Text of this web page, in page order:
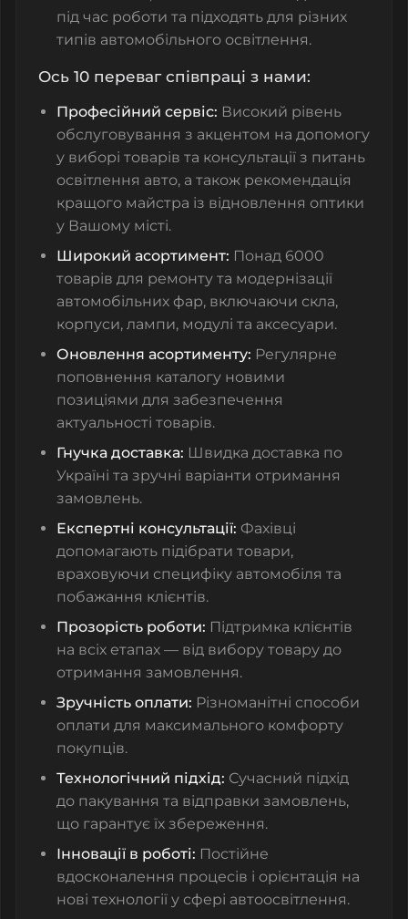
під час роботи та підходять для різних
типів автомобільного освітлення.
Ось 10 переваг співпраці з нами:
Професійний сервіс: Високий рівень
обслуговування з акцентом на допомогу
у виборі товарів та консультації з питань
освітлення авто, а також рекомендація
кращого майстра із відновлення оптики
у Вашому місті.
Широкий асортимент: Понад 6000
товарів для ремонту та модернізації
автомобільних фар, включаючи скла,
корпуси, лампи, модулі та аксесуари.
Оновлення асортименту: Регулярне
поповнення каталогу новими
позиціями для забезпечення
актуальності товарів.
Гнучка доставка: Швидка доставка по
Україні та зручні варіанти отримання
замовлень.
Експертні консультації: Фахівці
допомагають підібрати товари,
враховуючи специфіку автомобіля та
побажання клієнтів.
Прозорість роботи: Підтримка клієнтів
на всіх етапах — від вибору товару до
отримання замовлення.
Зручність оплати: Різноманітні способи
оплати для максимального комфорту
покупців.
Технологічний підхід: Сучасний підхід
до пакування та відправки замовлень,
що гарантує їх збереження.
Інновації в роботі: Постійне
вдосконалення процесів і орієнтація на
нові технології у сфері автоосвітлення.